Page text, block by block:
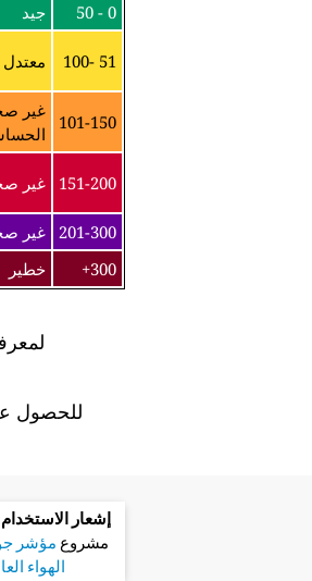
0 - 50 جيد
51 -100 معتدل
101-150
غير
151-200 غير
201-300 غير
300+
خطير
للحصول
إشعار الاستخدام
مشروع مؤشر
الهواء